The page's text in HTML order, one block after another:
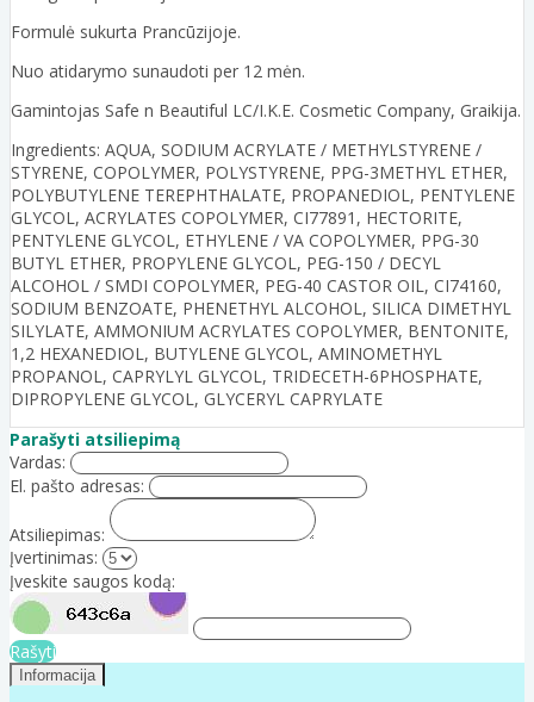
Formulė sukurta Prancūzijoje.
Nuo atidarymo sunaudoti per 12 mėn.
Gamintojas Safe n Beautiful LC/I.K.E. Cosmetic Company, Graikija.
Ingredients: AQUA, SODIUM ACRYLATE / METHYLSTYRENE /
STYRENE, COPOLYMER, POLYSTYRENE, PPG-3METHYL ETHER,
POLYBUTYLENE TEREPHTHALATE, PROPANEDIOL, PENTYLENE
GLYCOL, ACRYLATES COPOLYMER, CI77891, HECTORITE,
PENTYLENE GLYCOL, ETHYLENE / VA COPOLYMER, PPG-30
BUTYL ETHER, PROPYLENE GLYCOL, PEG-150 / DECYL
ALCOHOL / SMDI COPOLYMER, PEG-40 CASTOR OIL, CI74160,
SODIUM BENZOATE, PHENETHYL ALCOHOL, SILICA DIMETHYL
SILYLATE, AMMONIUM ACRYLATES COPOLYMER, BENTONITE,
1,2 HEXANEDIOL, BUTYLENE GLYCOL, AMINOMETHYL
PROPANOL, CAPRYLYL GLYCOL, TRIDECETH-6PHOSPHATE,
DIPROPYLENE GLYCOL, GLYCERYL CAPRYLATE
Parašyti atsiliepimą
Vardas:
El. pašto adresas:
Atsiliepimas:
Įvertinimas:
Įveskite saugos kodą:
Rašyti
Informacija